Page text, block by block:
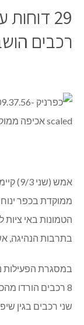
רכבים
אמש
ממוקדת בכפר
הטמונות באי ציות
בתרבות הנהיגה,
8 רכבים הורדו
שני רכבים בגין